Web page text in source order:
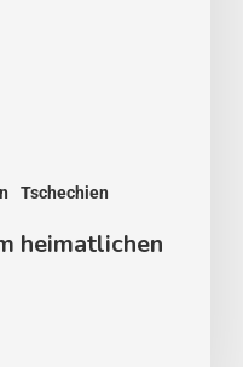
Tschechien
heimatlichen